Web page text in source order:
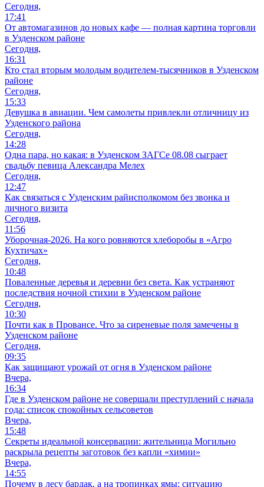
Сегодня,
17:41
От автомагазинов до новых кафе — полная картина торговли
в Узденском районе
Сегодня,
16:31
Кто стал вторым молодым водителем-тысячников в Узденском
районе
Сегодня,
15:33
Девушка в авиации. Чем самолеты привлекли отличницу из
Узденского района
Сегодня,
14:28
Одна пара, но какая: в Узденском ЗАГСе 08.08 сыграет
свадьбу певица Александра Мелех
Сегодня,
12:47
Как связаться с Узденским райисполкомом без звонка и
личного визита
Сегодня,
11:56
Уборочная-2026. На кого ровняются хлеборобы в «Агро
Кухтичах»
Сегодня,
10:48
Поваленные деревья и деревни без света. Как устраняют
последствия ночной стихии в Узденском районе
Сегодня,
10:30
Почти как в Провансе. Что за сиреневые поля замечены в
Узденском районе
Сегодня,
09:35
Как защищают урожай от огня в Узденском районе
Вчера,
16:34
Где в Узденском районе не совершали преступлений с начала
года: список спокойных сельсоветов
Вчера,
15:48
Секреты идеальной консервации: жительница Могильно
раскрыла рецепты заготовок без капли «химии»
Вчера,
14:55
Почему в лесу бардак, а на тропинках ямы: ситуацию